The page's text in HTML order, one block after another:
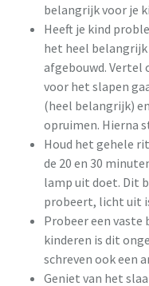
belangrijk voor je
Heeft je kind
het heel
afgebouwd. Vertel
voor het slapen
(heel belangrijk)
opruimen. Hierna
Houd het gehele
de 20 en 30
lamp uit doet. Dit
probeert, licht uit
Probeer een vaste
kinderen is dit
schreven ook een
Geniet van het